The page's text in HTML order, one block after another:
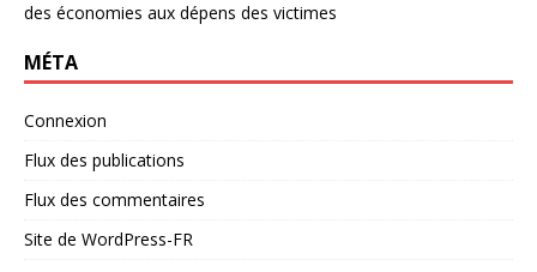
des économies aux dépens des victimes
MÉTA
Connexion
Flux des publications
Flux des commentaires
Site de WordPress-FR